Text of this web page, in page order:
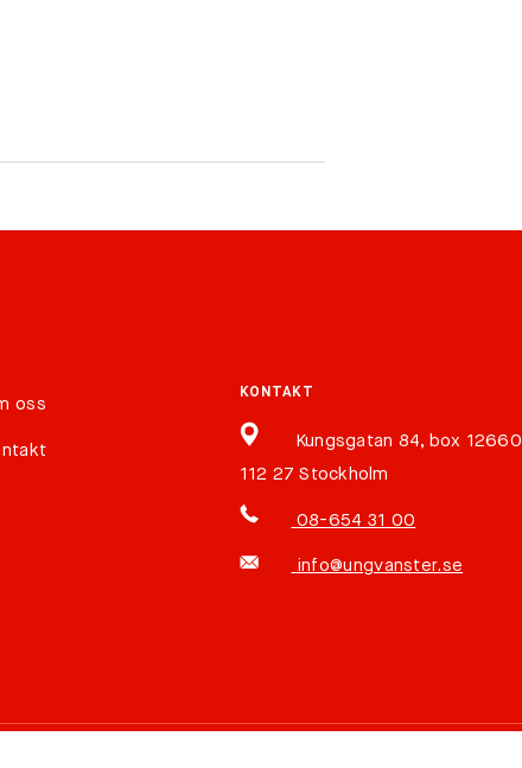
oss
KONTAKT
Kungsgatan 84, box 12660
112 27 Stockholm
08-654 31 00
info@ungvanster.se